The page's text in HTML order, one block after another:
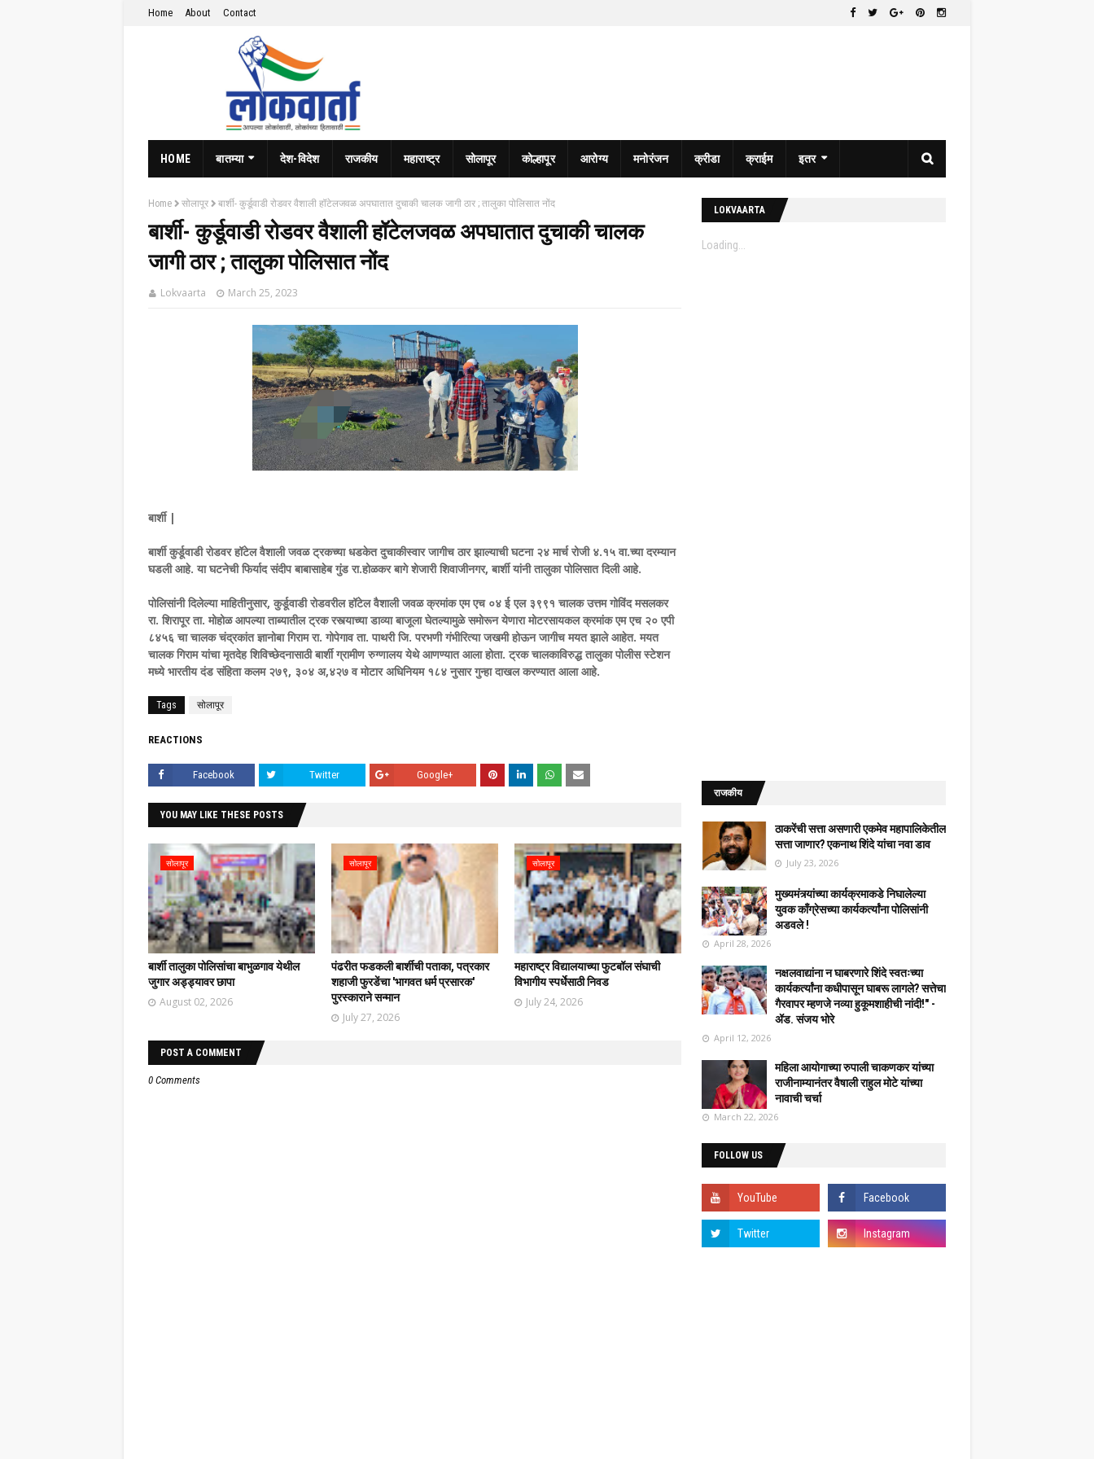
Home About Contact
HOME बातम्या देश-विदेश राजकीय महाराष्ट्र सोलापूर कोल्हापूर आरोग्य मनोरंजन क्रीडा क्राईम इतर
Home सोलापूर बार्शी- कुर्डूवाडी रोडवर वैशाली हॉटेलजवळ अपघातात दुचाकी चालक जागी ठार ; तालुका पोलिसात नोंद
बार्शी- कुर्डूवाडी रोडवर वैशाली हॉटेलजवळ अपघातात दुचाकी चालक
जागी ठार ; तालुका पोलिसात नोंद
Lokvaarta March 25, 2023
बार्शी |
बार्शी कुर्डूवाडी रोडवर हॉटेल वैशाली जवळ ट्रकच्या धडकेत दुचाकीस्वार जागीच ठार झाल्याची घटना २४ मार्च रोजी ४.१५ वा.च्या दरम्यान
घडली आहे. या घटनेची फिर्याद संदीप बाबासाहेब गुंड रा.होळकर बागे शेजारी शिवाजीनगर, बार्शी यांनी तालुका पोलिसात दिली आहे.
पोलिसांनी दिलेल्या माहितीनुसार, कुर्डूवाडी रोडवरील हॉटेल वैशाली जवळ क्रमांक एम एच ०४ ई एल ३९९१ चालक उत्तम गोविंद मसलकर
रा. शिरापूर ता. मोहोळ आपल्या ताब्यातील ट्रक रस्त्याच्या डाव्या बाजूला घेतल्यामुळे समोरून येणारा मोटरसायकल क्रमांक एम एच २० एपी
८४५६ चा चालक चंद्रकांत ज्ञानोबा गिराम रा. गोपेगाव ता. पाथरी जि. परभणी गंभीरित्या जखमी होऊन जागीच मयत झाले आहेत. मयत
चालक गिराम यांचा मृतदेह शिविच्छेदनासाठी बार्शी ग्रामीण रुग्णालय येथे आणण्यात आला होता. ट्रक चालकाविरुद्ध तालुका पोलीस स्टेशन
मध्ये भारतीय दंड संहिता कलम २७९, ३०४ अ,४२७ व मोटार अधिनियम १८४ नुसार गुन्हा दाखल करण्यात आला आहे.
Tags सोलापूर
REACTIONS
Facebook Twitter Google+
YOU MAY LIKE THESE POSTS
सोलापूर
बार्शी तालुका पोलिसांचा बाभुळगाव येथील
जुगार अड्ड्यावर छापा
August 02, 2026
सोलापूर
पंढरीत फडकली बार्शीची पताका, पत्रकार
शहाजी फुरडेंचा 'भागवत धर्म प्रसारक'
पुरस्काराने सन्मान
July 27, 2026
सोलापूर
महाराष्ट्र विद्यालयाच्या फुटबॉल संघाची
विभागीय स्पर्धेसाठी निवड
July 24, 2026
POST A COMMENT
0 Comments
LOKVAARTA
Loading...
राजकीय
ठाकरेंची सत्ता असणारी एकमेव महापालिकेतील
सत्ता जाणार? एकनाथ शिंदे यांचा नवा डाव
July 23, 2026
मुख्यमंत्र्यांच्या कार्यक्रमाकडे निघालेल्या
युवक काँग्रेसच्या कार्यकर्त्यांना पोलिसांनी
अडवले !
April 28, 2026
नक्षलवाद्यांना न घाबरणारे शिंदे स्वतःच्या
कार्यकर्त्यांना कधीपासून घाबरू लागले? सत्तेचा
गैरवापर म्हणजे नव्या हुकूमशाहीची नांदी!" -
ॲड. संजय भोरे
April 12, 2026
महिला आयोगाच्या रुपाली चाकणकर यांच्या
राजीनाम्यानंतर वैषाली राहुल मोटे यांच्या
नावाची चर्चा
March 22, 2026
FOLLOW US